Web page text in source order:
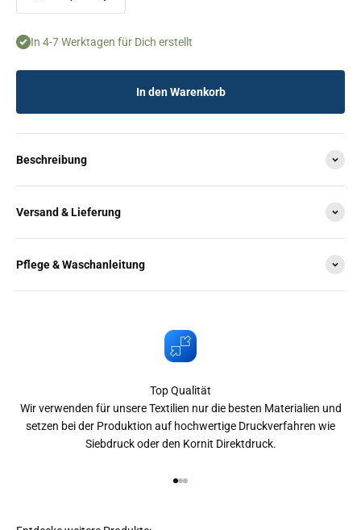
In 4-7 Werktagen für Dich erstellt
In den Warenkorb
Beschreibung
Versand & Lieferung
Pflege & Waschanleitung
Top Qualität
Wir verwenden für unsere Textilien nur die besten Materialien und
setzen bei der Produktion auf hochwertige Druckverfahren wie
Siebdruck oder den Kornit Direktdruck.